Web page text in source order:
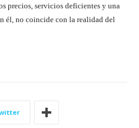
precios, servicios deficientes y una
él, no coincide con la realidad del